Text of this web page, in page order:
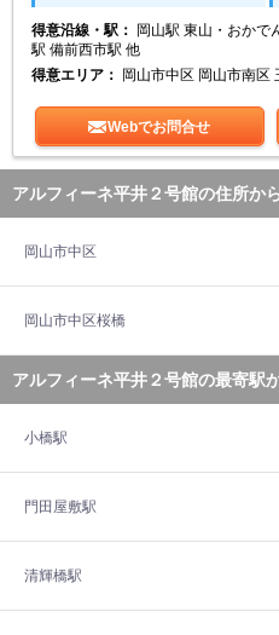
得意沿線・駅：
岡山駅 東山・おかで
駅 備前西市駅 他
得意エリア：
岡山市中区 岡山市南区
Webでお問合せ
アルフィーネ平井２号館の住所か
岡山市中区
岡山市中区桜橋
アルフィーネ平井２号館の最寄駅
小橋駅
門田屋敷駅
清輝橋駅